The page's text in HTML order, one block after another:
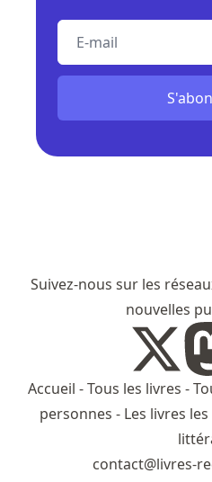
E-mail
Suivez-nous sur les
nouvelles
Accueil -Tous les livres -
personnes - Les livres
contact@livres-